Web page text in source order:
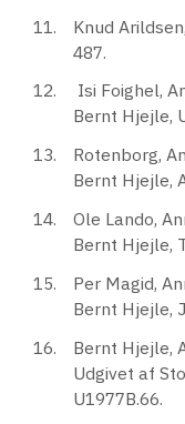
Knud
487.
Isi Foighel,
Bernt Hjejle,
Rotenborg,
Bernt Hjejle,
Ole Lando,
Bernt Hjejle,
Per Magid,
Bernt Hjejle,
Bernt Hjejle,
Udgivet af
U1977B.66.